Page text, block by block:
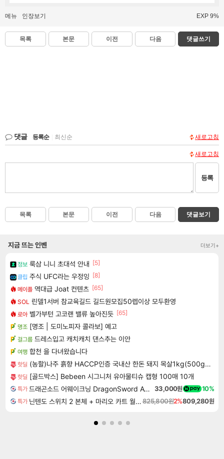
메뉴 인장보기 EXP 9%
목록 본문 이전 다음 댓글쓰기
댓글 등록순 최신순 새로고침
새로고침
등록
목록 본문 이전 다음 댓글보기
지금 뜨는 인벤 더보기+
정보 룩삼 니니 초대석 안내 [5]
클립 주식 UFC라는 우정잉 [8]
메이플 역대급 Joat 컨텐츠 [65]
SOL 린델1서버 참교육길드 길드원모집50렙이상 모두환영
로아 벨가부턴 고코랜 밸류 높아진듯 [65]
명조 [명조 | 도미노피자 콜라보] 예고
걸그룹 드레스입고 캐치캐치 댄스추는 이안
여행 합천 을 다녀왔습니다
핫딜 (농할)나주 흙향 HACCP인증 국내산 한돈 돼지 목살1kg(500g+500g)
핫딜 [골드박스] Bebeen 시그니처 유아물티슈 캡형 100매 10개
특가 드래곤소드 어웨이크닝 DragonSword Awakening 33,000원 10%
특가 닌텐도 스위치 2 본체 + 마리오 카트 월드 + 포켓몬스터 레전드 ZA 닌텐도 스위치 2 에디션 번들825,800원2%809,280원